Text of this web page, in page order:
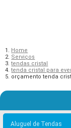
Home
Serviços
tendas cristal
tenda cristal para
orçamento tenda
Aluguel de Tendas